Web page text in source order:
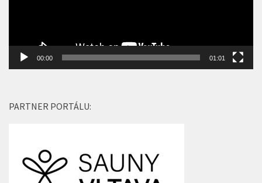
00:00 01:01
PARTNER PORTÁLU: